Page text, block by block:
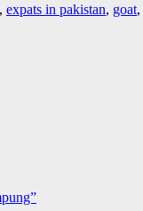
, expats in pakistan, goat,